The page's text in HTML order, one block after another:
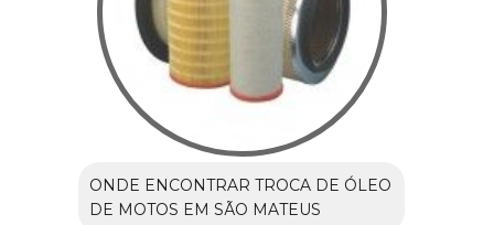
ONDE ENCONTRAR TROCA DE ÓLEO
DE MOTOS EM SÃO MATEUS